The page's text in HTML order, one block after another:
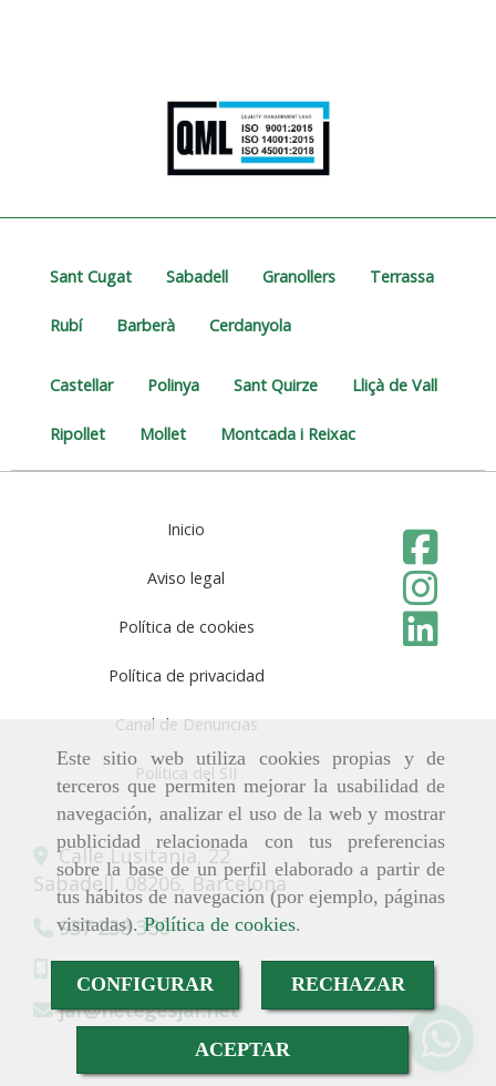
Este sitio web utiliza cookies propias y de
terceros que permiten mejorar la usabilidad de
navegación, analizar el uso de la web y mostrar
publicidad relacionada con tus preferencias
sobre la base de un perfil elaborado a partir de
tus hábitos de navegación (por ejemplo, páginas
visitadas).Política de cookies.
CONFIGURAR RECHAZAR
ACEPTAR
Sant Cugat Sabadell Granollers Terrassa
Rubí Barberà Cerdanyola
Castellar Polinya Sant Quirze Lliçà de Vall
Ripollet Mollet Montcada i Reixac
Inicio
Aviso legal
Política de cookies
Política de privacidad
Canal de Denuncias
Política del SII
Calle Lusitania, 22
Sabadell, 08206, Barcelona
937 238 350
619 750 069
jaf
netegesjaf.net